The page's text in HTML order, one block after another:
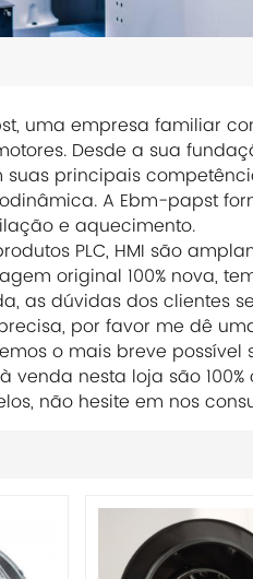
uma empresa familiar
Desde a sua
principais
A Ebm-papst
e aquecimento.
PLC, HMI são
original 100% nova,
as dúvidas dos clientes
por favor me dê
o mais breve
venda nesta loja são
não hesite em nos